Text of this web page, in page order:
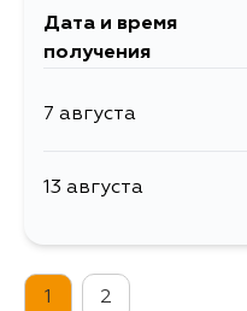
Дата и время
получения
7 августа
13 августа
1 2